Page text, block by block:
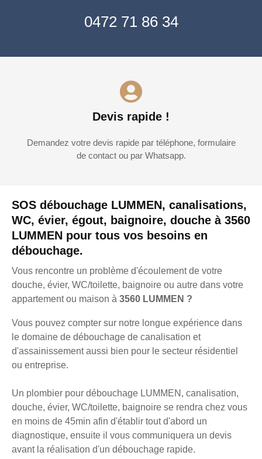
SOS débouchage LUMMEN, canalisations,
WC, évier, égout, baignoire, douche à 3560
LUMMEN pour tous vos besoins en
débouchage.
Vous rencontre un problème d'écoulement de votre
douche, évier, WC/toilette, baignoire ou autre dans votre
appartement ou maison à 3560 LUMMEN ?
Vous pouvez compter sur notre longue expérience dans
le domaine de débouchage de canalisation et
d'assainissement aussi bien pour le secteur résidentiel
ou entreprise.
Un plombier pour débouchage LUMMEN, canalisation,
douche, évier, WC/toilette, baignoire se rendra chez vous
en moins de 45min afin d'établir tout d'abord un
diagnostique, ensuite il vous communiquera un devis
avant la réalisation d'un débouchage rapide.
0472 71 86 34
Devis rapide !
Demandez votre devis rapide par téléphone, formulaire
de contact ou par Whatsapp.